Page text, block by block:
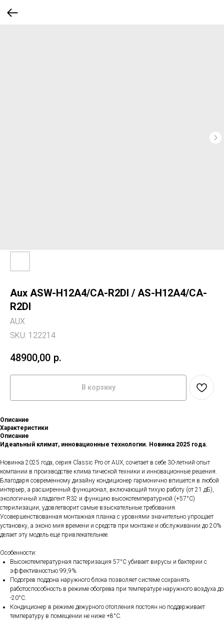
Aux ASW-H12A4/CA-R2DI / AS-H12A4/CA-
R2DI
AUX
SKU: 122214
48900,00 р.
В корзину
Описание
Характеристики
Описание
Идеальный климат, инновационные технологии. Новинка 2025 года.
Новинка 2025 года, серия Classic Pro от AUX, сочетает в себе 30-летний опыт
компании в производстве клима тической техники и инновационные решения.
Благодаря современному дизайну кондиционер гармонично впишется в любой
интерьер, а расширенный функционал, включающий тихую работу (от 21 дБ),
экологичный хладагент R32 и функцию высокотемпературной (+57°C)
стерилизации, удовлетворит самые взыскательные требования.
Усовершенствованная монтажная планка с уровнями значительно упрощает
установку, а эконо мия времени и средств при монтаже и обслуживании до 20%
делает эту модель еще привлекательнее.
Особенности:
Высокотемпературная пастеризация 57°С убивает вирусы и бактерии с
эффективностью 99,9%.
Подогрев поддона наружного блока позволяет системе сохранять
работоспособность в режиме обогрева при температуре наружного воздуха до
-20°C.
Кондиционер в режиме дежурного отопления постоян но поддерживает
температуру в помещении не ниже +8°С.